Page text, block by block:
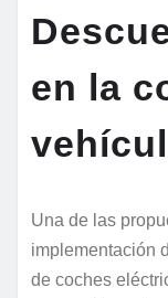
en la
Una de las
implementación
de coches